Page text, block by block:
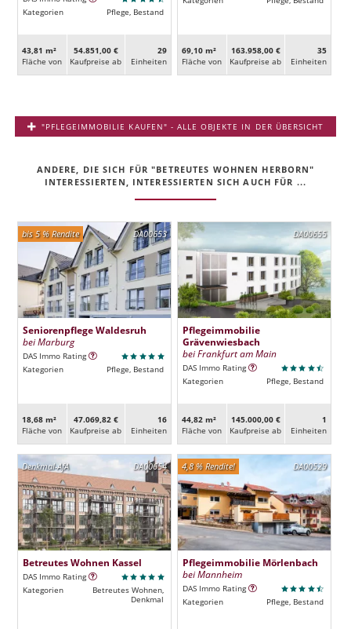
Kategorien
Pflege, Bestand
43,81 m²
Fläche von
54.851,00 €
Kaufpreise ab
29
Ein­heiten
69,10 m²
Fläche von
163.958,00 €
Kaufpreise ab
35
Ein­heiten
"PFLEGEIMMOBILIE KAUFEN" - ALLE OBJEKTE IN DER ÜBERSICHT
ANDERE, DIE SICH FÜR "BETREUTES WOHNEN HERBORN"
INTERESSIERTEN, INTERESSIERTEN SICH AUCH FÜR ...
DA00653
bis 5 % Rendite
Seniorenpflege Waldesruh
bei Marburg
DAS Immo Rating
Kategorien
Pflege, Bestand
18,68 m²
Fläche von
47.069,82 €
Kaufpreise ab
16
Ein­heiten
DA00655
Pflegeimmobilie
Grävenwiesbach
bei Frankfurt am Main
DAS Immo Rating
Kategorien
Pflege, Bestand
44,82 m²
Fläche von
145.000,00 €
Kaufpreise ab
1
Ein­heiten
DA00654
Denkmal-AfA
Betreutes Wohnen Kassel
DAS Immo Rating
Kategorien
Betreutes Wohnen,
Denkmal
DA00529
4,8 % Rendite!
Pflegeimmobilie Mörlenbach
bei Mannheim
DAS Immo Rating
Kategorien
Pflege, Bestand